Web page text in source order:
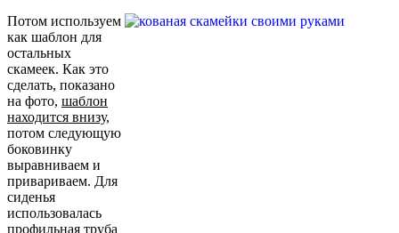
Потом используем
как шаблон для
остальных
скамеек. Как это
сделать, показано
на фото, шаблон
находится внизу,
потом следующую
боковинку
выравниваем и
привариваем. Для
сиденья
использовалась
профильная труба